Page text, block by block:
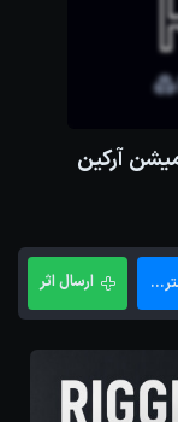
آرکین
ارسال اثر